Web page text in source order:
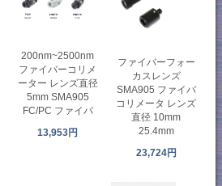
200nm~2500nm
ファイバーコリメ
ーター レンズ直径
5mm SMA905
FC/PC ファイバ
13,953円
ファイバーフォー
カスレンズ
SMA905 ファイバ
コリメータ レンズ
直径 10mm
25.4mm
23,724円